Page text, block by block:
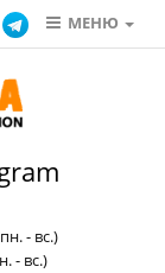
МЕНЮ
- вс.)
- вс.)